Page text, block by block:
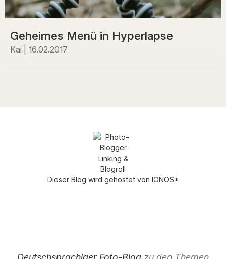
Geheimes Menü in Hyperlapse
Kai 16.02.2017
Dieser Blog wird gehostet von IONOS*